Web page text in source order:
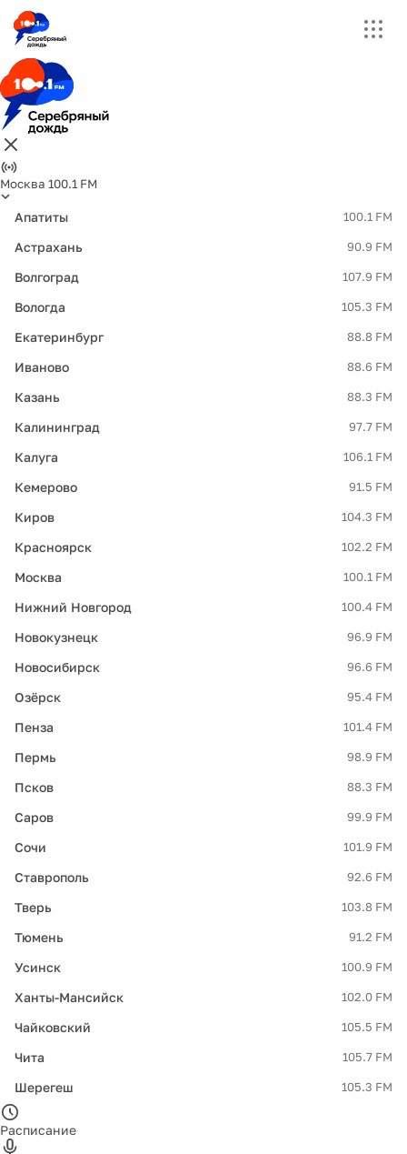
Москва 100.1 FM
Апатиты 100.1 FM
Астрахань 90.9 FM
Волгоград 107.9 FM
Вологда 105.3 FM
Екатеринбург 88.8 FM
Иваново 88.6 FM
Казань 88.3 FM
Калининград 97.7 FM
Калуга 106.1 FM
Кемерово 91.5 FM
Киров 104.3 FM
Красноярск 102.2 FM
Москва 100.1 FM
Нижний Новгород 100.4 FM
Новокузнецк 96.9 FM
Новосибирск 96.6 FM
Озёрск 95.4 FM
Пенза 101.4 FM
Пермь 98.9 FM
Псков 88.3 FM
Саров 99.9 FM
Сочи 101.9 FM
Ставрополь 92.6 FM
Тверь 103.8 FM
Тюмень 91.2 FM
Усинск 100.9 FM
Ханты-Мансийск 102.0 FM
Чайковский 105.5 FM
Чита 105.7 FM
Шерегеш 105.3 FM
Расписание